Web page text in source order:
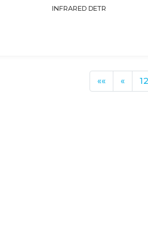
INFRARED DETR
«« «